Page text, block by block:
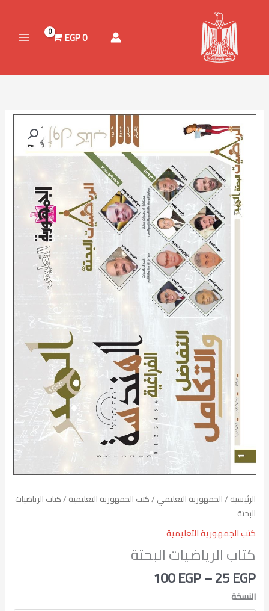
0
EGP
الرئيسية /الجمهورية التعليمي /كتب الجمهورية التعليمية / كتاب الرياضيات
البحتة
كتب الجمهورية التعليمية
كتاب الرياضيات البحتة
25EGP
–
100EGP
نطاق
السعر:
من
⁦25 EGP⁩
خلال
⁦100 EGP⁩
النسخة
كتاب
الرياضيات
البحتة